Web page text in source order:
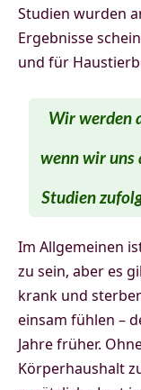
Studien wurden
Ergebnisse
und für
Wir werden
wenn wir uns
Studien
Im Allgemeinen
zu sein, aber es
krank und
einsam fühlen –
Jahre früher.
Körperhaushalt